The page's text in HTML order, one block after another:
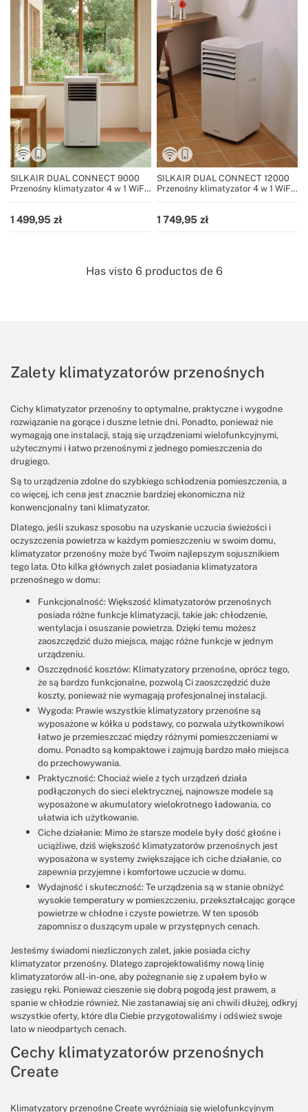
SILKAIR DUAL CONNECT 9000
Przenośny klimatyzator 4 w 1 WiFi
1 499,95
SILKAIR DUAL CONNECT 12000
Przenośny klimatyzator 4 w 1 WiFi
1 749,95
Has visto 6productos de 6
Zalety klimatyzatorów przenośnych
Cichy klimatyzator przenośny to optymalne, praktyczne i wygodne
rozwiązanie na gorące i duszne letnie dni. Ponadto, ponieważ nie
wymagają one instalacji, stają się urządzeniami wielofunkcyjnymi,
użytecznymi i łatwo przenośnymi z jednego pomieszczenia do
drugiego.
Są to urządzenia zdolne do szybkiego schłodzenia pomieszczenia, a
co więcej, ich cena jest znacznie bardziej ekonomiczna niż
konwencjonalny tani klimatyzator.
Dlatego, jeśli szukasz sposobu na uzyskanie uczucia świeżości i
oczyszczenia powietrza w każdym pomieszczeniu w swoim domu,
klimatyzator przenośny może być Twoim najlepszym sojusznikiem
tego lata. Oto kilka głównych zalet posiadania klimatyzatora
przenośnego w domu:
Funkcjonalność: Większość klimatyzatorów przenośnych
posiada różne funkcje klimatyzacji, takie jak: chłodzenie,
wentylacja i osuszanie powietrza. Dzięki temu możesz
zaoszczędzić dużo miejsca, mając różne funkcje w jednym
urządzeniu.
Oszczędność kosztów: Klimatyzatory przenośne, oprócz tego,
że są bardzo funkcjonalne, pozwolą Ci zaoszczędzić duże
koszty, ponieważ nie wymagają profesjonalnej instalacji.
Wygoda: Prawie wszystkie klimatyzatory przenośne są
wyposażone w kółka u podstawy, co pozwala użytkownikowi
łatwo je przemieszczać między różnymi pomieszczeniami w
domu. Ponadto są kompaktowe i zajmują bardzo mało miejsca
do przechowywania.
Praktyczność: Chociaż wiele z tych urządzeń działa
podłączonych do sieci elektrycznej, najnowsze modele są
wyposażone w akumulatory wielokrotnego ładowania, co
ułatwia ich użytkowanie.
Ciche działanie: Mimo że starsze modele były dość głośne i
uciążliwe, dziś większość klimatyzatorów przenośnych jest
wyposażona w systemy zwiększające ich ciche działanie, co
zapewnia przyjemne i komfortowe uczucie w domu.
Wydajność i skuteczność: Te urządzenia są w stanie obniżyć
wysokie temperatury w pomieszczeniu, przekształcając gorące
powietrze w chłodne i czyste powietrze. W ten sposób
zapomnisz o duszącym upale w przystępnych cenach.
Jesteśmy świadomi niezliczonych zalet, jakie posiada cichy
klimatyzator przenośny. Dlatego zaprojektowaliśmy nową linię
klimatyzatorów all-in-one, aby pożegnanie się z upałem było w
zasięgu ręki. Ponieważ cieszenie się dobrą pogodą jest prawem, a
spanie w chłodzie również. Nie zastanawiaj się ani chwili dłużej, odkryj
wszystkie oferty, które dla Ciebie przygotowaliśmy i odśwież swoje
lato w nieodpartych cenach.
Cechy klimatyzatorów przenośnych
Create
Klimatyzatory przenośne Create wyróżniają się wielofunkcyjnym